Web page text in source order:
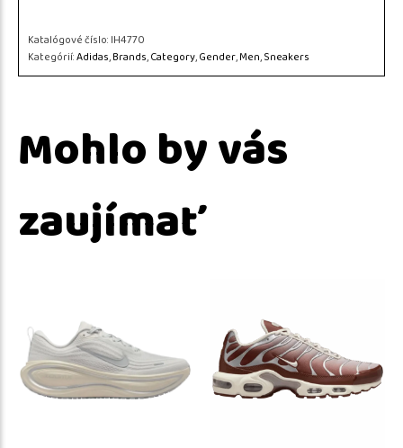
Katalógové číslo:IH4770
Kategórií:Adidas,Brands,Category,Gender,Men,Sneakers
Mohlo by vás
zaujímať